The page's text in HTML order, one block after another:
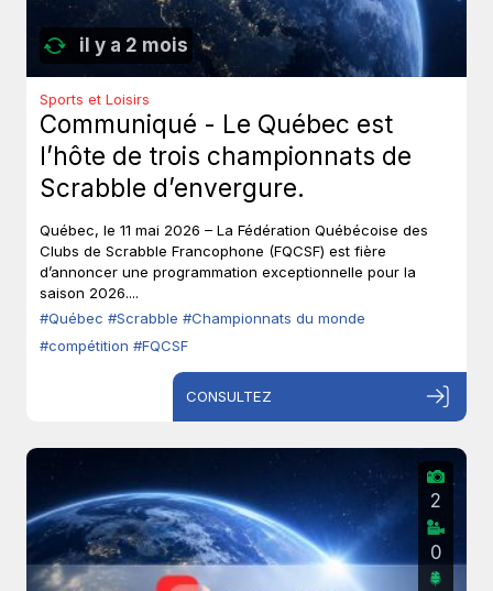
il y a 2 mois
Sports et Loisirs
Communiqué - Le Québec est
l’hôte de trois championnats de
Scrabble d’envergure.
Québec, le 11 mai 2026 – La Fédération Québécoise des
Clubs de Scrabble Francophone (FQCSF) est fière
d’annoncer une programmation exceptionnelle pour la
saison 2026....
#Québec #Scrabble #Championnats du monde
#compétition #FQCSF
CONSULTEZ
2
0